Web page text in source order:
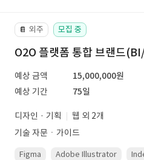
📔 외주 모집 중
O2O 플랫폼 통합 브랜드
예상 금액
15,000,000원
예상 기간
75일
디자인 · 기획
웹 외 2개
기술 자문ㆍ가이드
Figma Adobe Illustrator